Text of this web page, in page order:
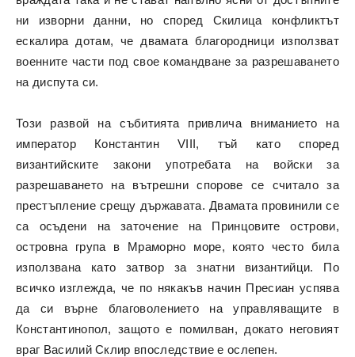
ни изворни данни, но според Скилица конфликтът
ескалира дотам, че двамата благородници използват
военните части под свое командване за разрешаването
на диспута си.
Този развой на събитията привлича вниманието на
император Константин VIII, тъй като според
византийските закони употребата на войски за
разрешаването на вътрешни спорове се считало за
престъпление срещу държавата. Двамата провинили се
са осъдени на заточение на Принцовите острови,
островна група в Мраморно море, която често била
използвана като затвор за знатни византийци. По
всичко изглежда, че по някакъв начин Пресиан успява
да си върне благоволението на управляващите в
Константинопол, защото е помилван, докато неговият
враг Василий Склир впоследствие е ослепен.